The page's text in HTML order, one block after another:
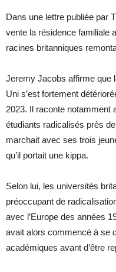
Dans une lettre publiée par
vente la résidence familiale
racines britanniques
Jeremy Jacobs affirme que
Uni s’est fortement
2023. Il raconte notamment
étudiants radicalisés près
marchait avec ses trois
qu’il portait une kippa.
Selon lui, les universités
préoccupant de
avec l’Europe des années
avait alors commencé à se
académiques avant d’être